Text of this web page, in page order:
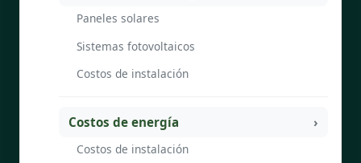
Paneles solares
Sistemas fotovoltaicos
Costos de instalación
Costos de energía
Costos de instalación